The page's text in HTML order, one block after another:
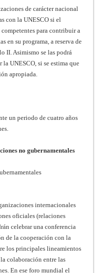
de carácter nacional
con la UNESCO si el
para contribuir a
en su programa, a reserva de
II. Asimismo se las podrá
UNESCO, si se estima que
apropiada.
un periodo de cuatro años
no gubernamentales
internacionales
oficiales (relaciones
celebrar una conferencia
de la cooperación con la
los principales lineamientos
colaboración entre las
En ese foro mundial el